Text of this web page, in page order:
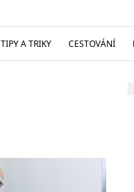
TIPY A TRIKY CESTOVÁNÍ